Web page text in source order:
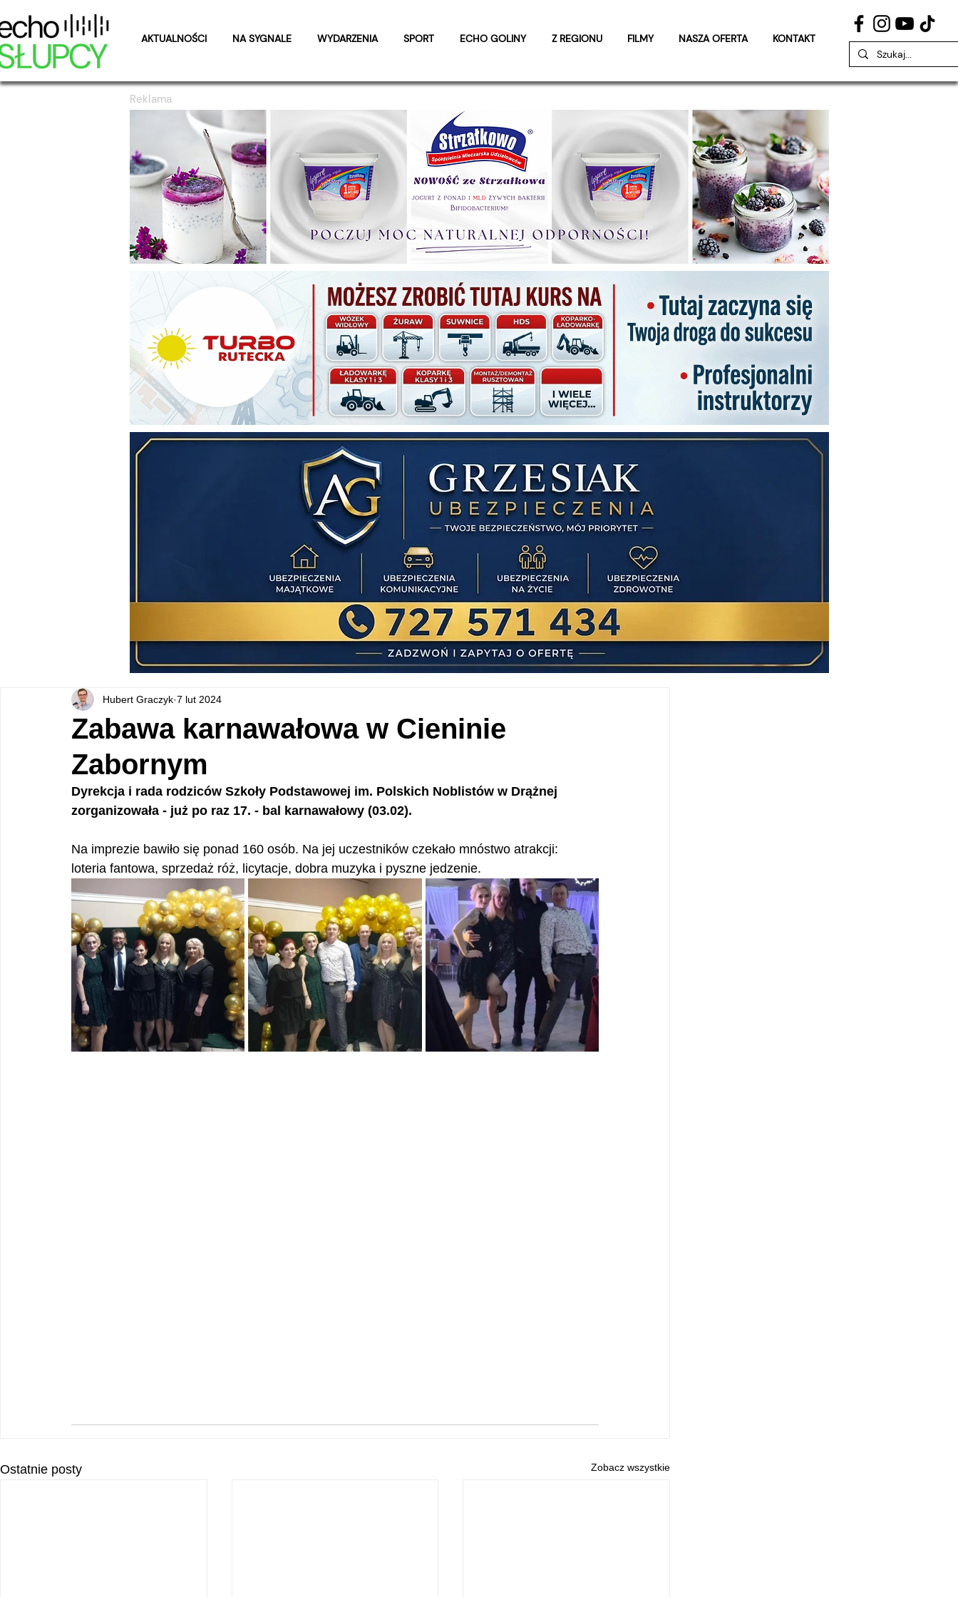
AKTUALNOŚCI NA SYGNALE WYDARZENIA SPORT ECHO GOLINY Z REGIONU FILMY NASZA OFERTA KONTAKT
Reklama
Zabawa karnawałowa w Cieninie
Zabornym
Hubert Graczyk 7 lut 2024
Dyrekcja i rada rodziców Szkoły Podstawowej im. Polskich Noblistów w Drążnej
zorganizowała - już po raz 17. - bal karnawałowy (03.02).
Na imprezie bawiło się ponad 160 osób. Na jej uczestników czekało mnóstwo atrakcji:
loteria fantowa, sprzedaż róż, licytacje, dobra muzyka i pyszne jedzenie.
Ostatnie posty Zobacz wszystkie